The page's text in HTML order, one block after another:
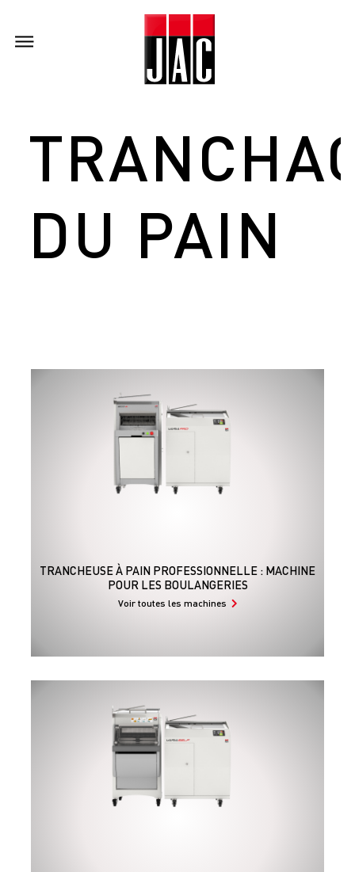
DU PAIN
TRANCHEUSE À PAIN PROFESSIONNELLE : MACHINE
POUR LES BOULANGERIES
Voir toutes les machines